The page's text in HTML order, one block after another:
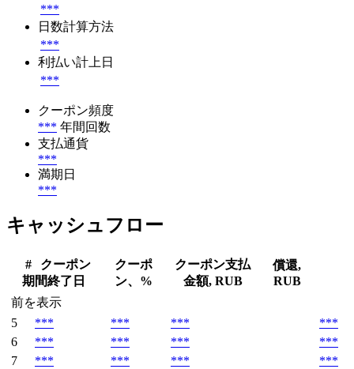
***
日数計算方法
***
利払い計上日
***
クーポン頻度
*** 年間回数
支払通貨
***
満期日
***
キャッシュフロー
#
クーポン
期間終了日
クーポ
ン、%
クーポン支払
金額, RUB
償還,
RUB
前を表示
5
*** *** ***
***
6
*** *** ***
***
7
*** *** ***
***